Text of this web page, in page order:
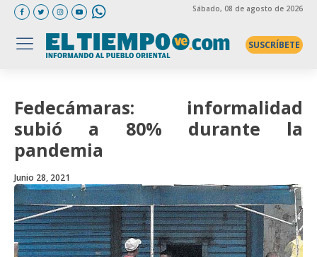
Sábado, 08 de agosto de 2026
SUSCRÍBETE
Fedecámaras: informalidad
subió a 80% durante la
pandemia
Junio 28, 2021